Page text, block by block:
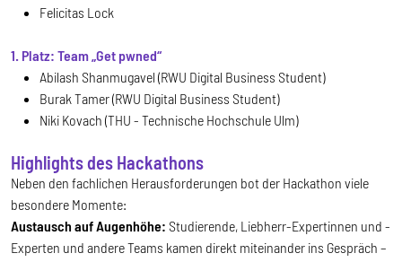
Felicitas Lock
1. Platz: Team „Get pwned“
Abilash Shanmugavel (RWU Digital Business Student)
Burak Tamer (RWU Digital Business Student)
Niki Kovach (THU - Technische Hochschule Ulm)
Highlights des Hackathons
Neben den fachlichen Herausforderungen bot der Hackathon viele
besondere Momente:
Austausch auf Augenhöhe: Studierende, Liebherr-Expertinnen und -
Experten und andere Teams kamen direkt miteinander ins Gespräch –